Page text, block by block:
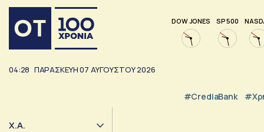
DOW JONES SP 500
04:28 ΠΑΡΑΣΚΕΥΗ07 ΑΥΓΟΥΣΤΟΥ2026
#CrediaBank
Χ.Α.